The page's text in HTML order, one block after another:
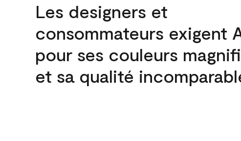
Les designers et
consommateurs exigent
pour ses couleurs
et sa qualité